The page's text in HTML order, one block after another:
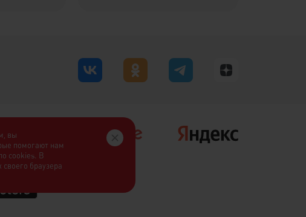
вы
помогают нам
cookies. В
браузера